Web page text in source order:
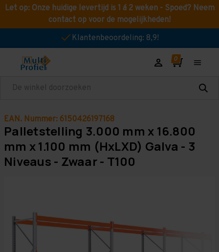
Let op: Onze huidige levertijd is 1 á 2 weken - Spoed? Neem
contact op voor de mogelijkheden!
Klantenbeoordeling: 8,9!
Zoeken
EAN. Nummer: 6150426197168
Palletstelling 3.000 mm x 16.800
mm x 1.100 mm (HxLXD) Galva - 3
Niveaus - Zwaar - T100